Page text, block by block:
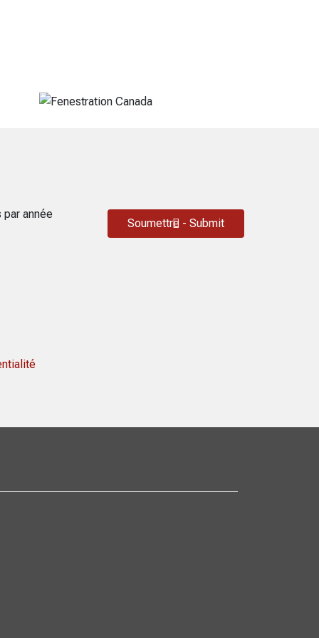
année
Soumettre - Submit